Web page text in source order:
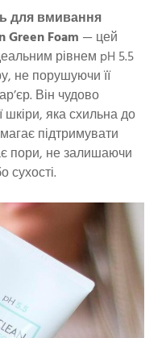
для вмивання
Green Foam — цей
рівнем pH 5.5
не порушуючи її
Він чудово
шкіри, яка схильна до
підтримувати
пори, не залишаючи
сухості.